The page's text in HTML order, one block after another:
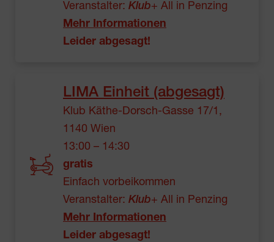
Veranstalter: Klub+ All in Penzing
Mehr Informationen
Leider abgesagt!
LIMA Einheit (abgesagt)
Klub Käthe-Dorsch-Gasse 17/1,
1140 Wien
13:00 – 14:30
gratis
Einfach vorbeikommen
Veranstalter: Klub+ All in Penzing
Mehr Informationen
Leider abgesagt!